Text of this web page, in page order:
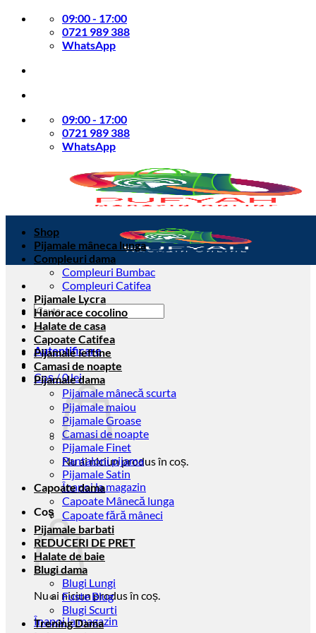
Skip
09:00 - 17:00
0721 989 388
WhatsApp
09:00 - 17:00
0721 989 388
WhatsApp
Caută
după:
Autentificare
Coș /0lei
Nu ai niciun produs în coș.
Înapoi la magazin
Coș
Nu ai niciun produs în coș.
Înapoi la magazin
Shop
Pijamale mâneca lunga
Compleuri dama
Compleuri Bumbac
Compleuri Catifea
Pijamale Lycra
Hanorace cocolino
Halate de casa
Capoate Catifea
Pijamale ieftine
Camasi de noapte
Pijamale dama
Pijamale mânecă scurta
Pijamale maiou
Pijamale Groase
Camasi de noapte
Pijamale Finet
Pantaloni pijama
Pijamale Satin
Capoate dama
Capoate Mânecă lunga
Capoate fără mâneci
Pijamale barbati
REDUCERI DE PRET
Halate de baie
Blugi dama
Blugi Lungi
Fuste Blug
Blugi Scurti
Trening Dama